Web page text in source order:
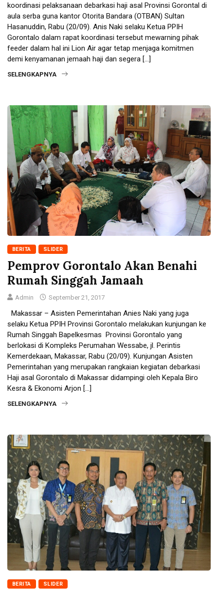
koordinasi pelaksanaan debarkasi haji asal Provinsi Gorontal di
aula serba guna kantor Otorita Bandara (OTBAN) Sultan
Hasanuddin, Rabu (20/09). Anis Naki selaku Ketua PPIH
Gorontalo dalam rapat koordinasi tersebut mewarning pihak
feeder dalam hal ini Lion Air agar tetap menjaga komitmen
demi kenyamanan jemaah haji dan segera […]
SELENGKAPNYA
BERITA SLIDER
Pemprov Gorontalo Akan Benahi
Rumah Singgah Jamaah
Admin September 21, 2017
Makassar – Asisten Pemerintahan Anies Naki yang juga
selaku Ketua PPIH Provinsi Gorontalo melakukan kunjungan ke
Rumah Singgah Bapelkesmas Provinsi Gorontalo yang
berlokasi di Kompleks Perumahan Wessabe, jl. Perintis
Kemerdekaan, Makassar, Rabu (20/09). Kunjungan Asisten
Pemerintahan yang merupakan rangkaian kegiatan debarkasi
Haji asal Gorontalo di Makassar didampingi oleh Kepala Biro
Kesra & Ekonomi Arjon […]
SELENGKAPNYA
BERITA SLIDER